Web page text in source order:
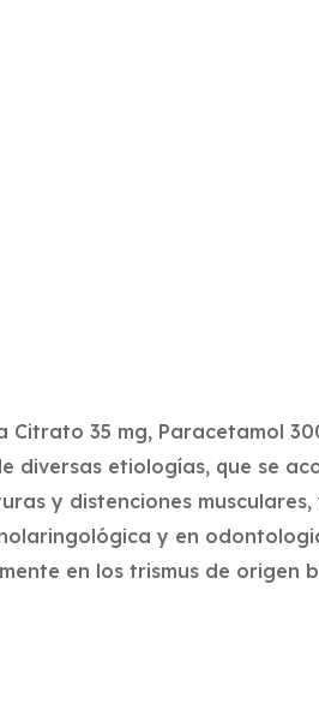
35 mg, Paracetamol
etiologías, que se
y distenciones
y en
en los trismus de origen